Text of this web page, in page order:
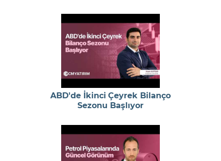
ABD'de İkinci Çeyrek Bilanço
Sezonu Başlıyor